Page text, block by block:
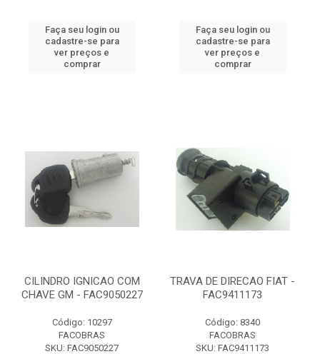
Faça seu login ou
cadastre-se para
ver preços e
comprar
Faça seu login ou
cadastre-se para
ver preços e
comprar
CILINDRO IGNICAO COM
CHAVE GM - FAC9050227
Código: 10297
FACOBRAS
SKU: FAC9050227
TRAVA DE DIRECAO FIAT -
FAC9411173
Código: 8340
FACOBRAS
SKU: FAC9411173